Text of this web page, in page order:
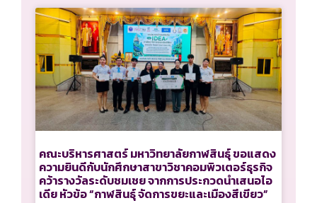
คณะบริหารศาสตร์ มหาวิทยาลัยกาฬสินธุ์ ขอแสดง
ความยินดีกับนักศึกษาสาขาวิชาคอมพิวเตอร์ธุรกิจ
คว้ารางวัลระดับชมเชย จากการประกวดนำเสนอไอ
เดีย หัวข้อ “กาฬสินธุ์ จัดการขยะและเมืองสีเขียว”